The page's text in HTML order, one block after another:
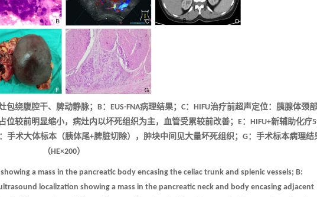
腹腔干、脾动静脉；B：EUS-FNA病理结果；C：HIFU治疗前超声定位：胰腺体颈
位较前明显缩小，病灶内以坏死组织为主，血管受累较前改善；E：HIFU+新辅助化疗
手术大体标本（胰体尾+脾脏切除），肿块中间见大量坏死组织；G：手术标本病理结
（HE×200）
a mass in the pancreatic body encasing the celiac trunk and splenic vessels; B:
localization showing a mass in the pancreatic neck and body encasing adjacent